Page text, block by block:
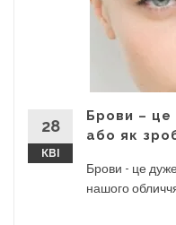
28
КВІ
Брови – це
або як
Брови - це
нашого